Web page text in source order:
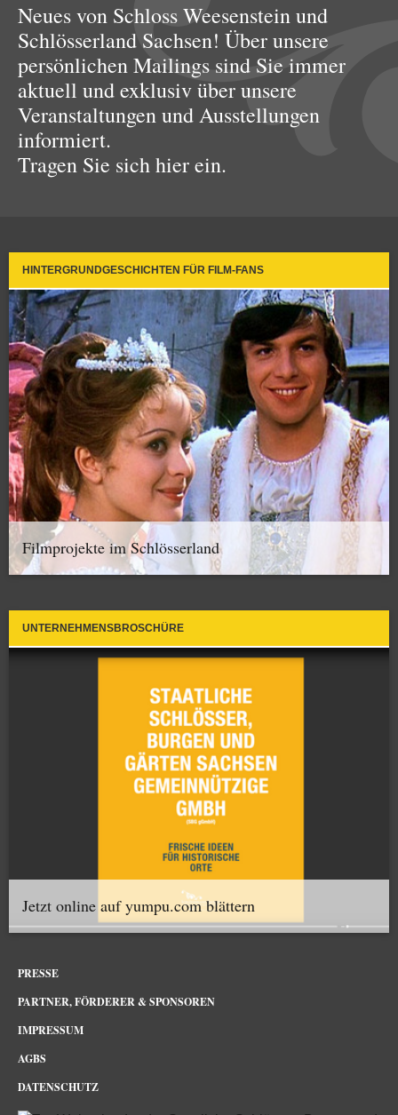
Neues von Schloss Weesenstein und
Schlösserland Sachsen! Über unsere
persönlichen Mailings sind Sie immer
aktuell und exklusiv über unsere
Veranstaltungen und Ausstellungen
informiert.
Tragen Sie sich hier ein.
HINTERGRUNDGESCHICHTEN FÜR FILM-FANS
Filmprojekte im Schlösserland
UNTERNEHMENSBROSCHÜRE
Jetzt online auf yumpu.com blättern
PRESSE
PARTNER, FÖRDERER & SPONSOREN
IMPRESSUM
AGBS
DATENSCHUTZ